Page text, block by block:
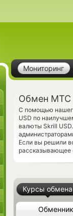
Мониторинг
Обмен МТС
С помощью
USD по
валюты Skrill
Если вы решили
рассказывающее
Курсы обмена
Обменник